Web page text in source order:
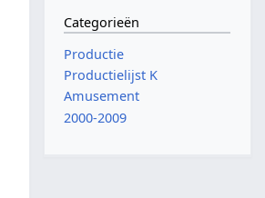
Categorieën
Productie
Productielijst K
Amusement
2000-2009